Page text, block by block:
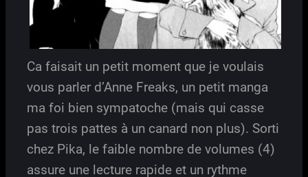
Ca faisait un petit moment que je voulais
vous parler d’Anne Freaks, un petit manga
ma foi bien sympatoche (mais qui casse
pas trois pattes à un canard non plus). Sorti
chez Pika, le faible nombre de volumes (4)
assure une lecture rapide et un rythme